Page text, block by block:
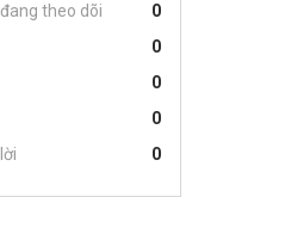
theo dõi
0
0
0
0
0